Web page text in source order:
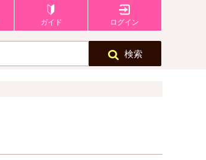
ガイド ログイン
検索